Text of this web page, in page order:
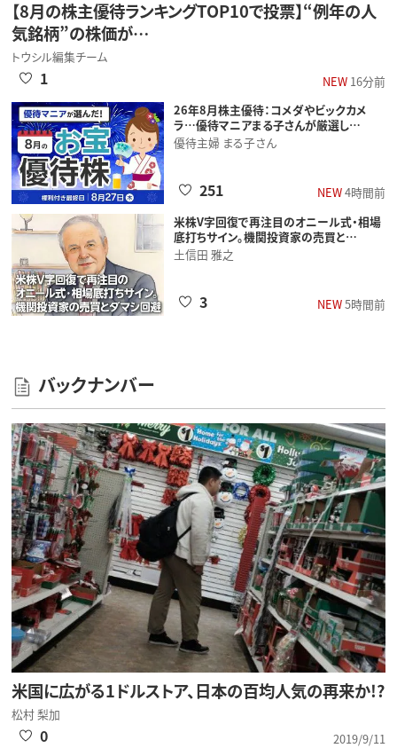
【8月の株主優待ランキングTOP10で投票】“例年の人
気銘柄”の株価が…
トウシル編集チーム
NEW16分前
1
26年8月株主優待：コメダやビックカメ
ラ…優待マニアまる子さんが厳選し…
優待主婦 まる子さん
NEW4時間前
251
米株V字回復で再注目のオニール式・相場
底打ちサイン。機関投資家の売買と…
土信田 雅之
NEW5時間前
3
バックナンバー
米国に広がる1ドルストア、日本の百均人気の再来か!?
松村 梨加
2019/9/11
0